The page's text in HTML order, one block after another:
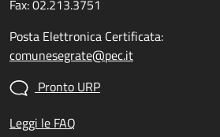
Fax: 02.213.3751
Posta Elettronica Certificata:
comunesegrate@pec.it
Pronto URP
Leggi le FAQ